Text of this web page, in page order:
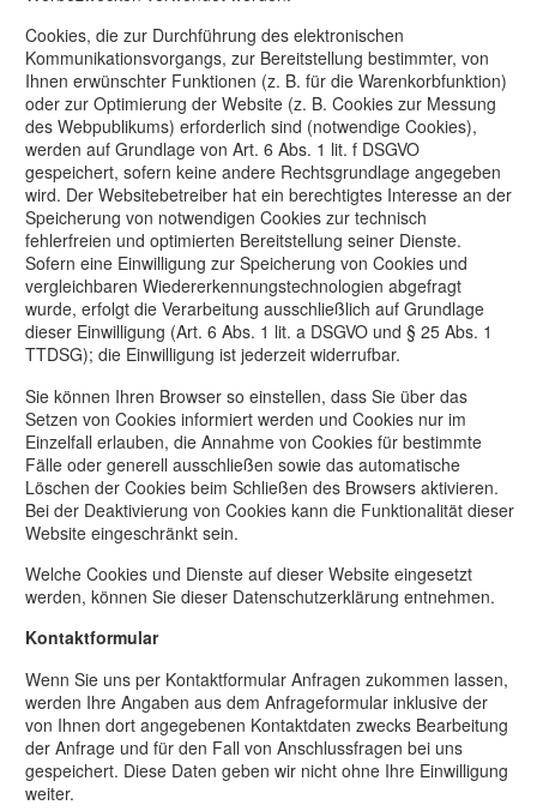
Cookies, die zur Durchführung des elektronischen
Kommunikationsvorgangs, zur Bereitstellung bestimmter, von
Ihnen erwünschter Funktionen (z. B. für die Warenkorbfunktion)
oder zur Optimierung der Website (z. B. Cookies zur Messung
des Webpublikums) erforderlich sind (notwendige Cookies),
werden auf Grundlage von Art. 6 Abs. 1 lit. f DSGVO
gespeichert, sofern keine andere Rechtsgrundlage angegeben
wird. Der Websitebetreiber hat ein berechtigtes Interesse an der
Speicherung von notwendigen Cookies zur technisch
fehlerfreien und optimierten Bereitstellung seiner Dienste.
Sofern eine Einwilligung zur Speicherung von Cookies und
vergleichbaren Wiedererkennungstechnologien abgefragt
wurde, erfolgt die Verarbeitung ausschließlich auf Grundlage
dieser Einwilligung (Art. 6 Abs. 1 lit. a DSGVO und § 25 Abs. 1
TTDSG); die Einwilligung ist jederzeit widerrufbar.
Sie können Ihren Browser so einstellen, dass Sie über das
Setzen von Cookies informiert werden und Cookies nur im
Einzelfall erlauben, die Annahme von Cookies für bestimmte
Fälle oder generell ausschließen sowie das automatische
Löschen der Cookies beim Schließen des Browsers aktivieren.
Bei der Deaktivierung von Cookies kann die Funktionalität dieser
Website eingeschränkt sein.
Welche Cookies und Dienste auf dieser Website eingesetzt
werden, können Sie dieser Datenschutzerklärung entnehmen.
Kontaktformular
Wenn Sie uns per Kontaktformular Anfragen zukommen lassen,
werden Ihre Angaben aus dem Anfrageformular inklusive der
von Ihnen dort angegebenen Kontaktdaten zwecks Bearbeitung
der Anfrage und für den Fall von Anschlussfragen bei uns
gespeichert. Diese Daten geben wir nicht ohne Ihre Einwilligung
weiter.